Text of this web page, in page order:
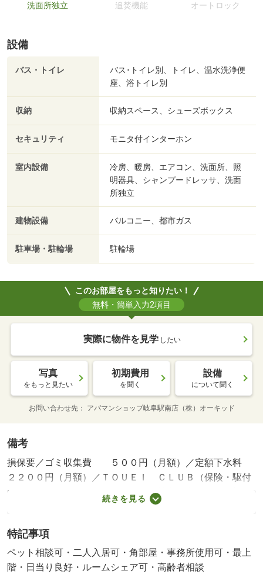
洗面所独立 追焚機能 オートロック
設備
バス・トイレ
バス･トイレ別、トイレ、温水洗浄便
座、浴トイレ別
収納 収納スペース、シューズボックス
セキュリティ モニタ付インターホン
室内設備
冷房、暖房、エアコン、洗面所、照
明器具、シャンプードレッサ、洗面
所独立
建物設備 バルコニー、都市ガス
駐車場・駐輪場 駐輪場
このお部屋をもっと知りたい！
無料・簡単入力2項目
実際に物件を見学 したい
写真
をもっと見たい
初期費用
を聞く
設備
について聞く
お問い合わせ先 アパマンショップ岐阜駅南店（株）オーキッド
備考
損保要／ゴミ収集費 ５００円（月額）／定額下水料
２２００円（月額）／ＴＯＵＥＩ ＣＬＵＢ（保険・駆付
け） １９８０円（月額）／保証会社利用必：（１）初回
保証料 賃料総額５０％（最低保証料無し）（２）引落手
税）／年／二人入居可／ペット相談／［退去時費用 退去
費用実費精算※故意・過失等別途実費］［ＴＯＵＥＩ Ｃ
ＬＵＢ（保険・駆付け）］ 事業利用時は、駆付けサービ
続きを見る
特記事項
ペット相談可・二人入居可・角部屋・事務所使用可・最上
階・日当り良好・ルームシェア可・高齢者相談